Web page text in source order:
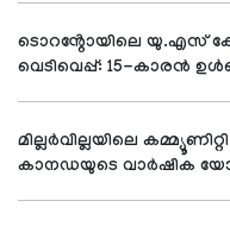
ടൊറൻ്റോയിലെ യു.എസ്
വെടിവെപ്പ്: 15-കാരൻ
മില്ലർവില്ലയിലെ
കാനഡയുടെ വാർഷിക